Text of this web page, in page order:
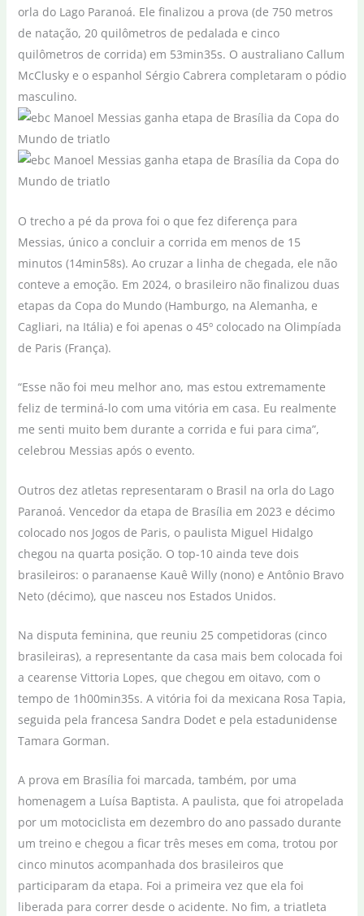
orla do Lago Paranoá. Ele finalizou a prova (de 750 metros
de natação, 20 quilômetros de pedalada e cinco
quilômetros de corrida) em 53min35s. O australiano Callum
McClusky e o espanhol Sérgio Cabrera completaram o pódio
masculino.
O trecho a pé da prova foi o que fez diferença para
Messias, único a concluir a corrida em menos de 15
minutos (14min58s). Ao cruzar a linha de chegada, ele não
conteve a emoção. Em 2024, o brasileiro não finalizou duas
etapas da Copa do Mundo (Hamburgo, na Alemanha, e
Cagliari, na Itália) e foi apenas o 45º colocado na Olimpíada
de Paris (França).
“Esse não foi meu melhor ano, mas estou extremamente
feliz de terminá-lo com uma vitória em casa. Eu realmente
me senti muito bem durante a corrida e fui para cima”,
celebrou Messias após o evento.
Outros dez atletas representaram o Brasil na orla do Lago
Paranoá. Vencedor da etapa de Brasília em 2023 e décimo
colocado nos Jogos de Paris, o paulista Miguel Hidalgo
chegou na quarta posição. O top-10 ainda teve dois
brasileiros: o paranaense Kauê Willy (nono) e Antônio Bravo
Neto (décimo), que nasceu nos Estados Unidos.
Na disputa feminina, que reuniu 25 competidoras (cinco
brasileiras), a representante da casa mais bem colocada foi
a cearense Vittoria Lopes, que chegou em oitavo, com o
tempo de 1h00min35s. A vitória foi da mexicana Rosa Tapia,
seguida pela francesa Sandra Dodet e pela estadunidense
Tamara Gorman.
A prova em Brasília foi marcada, também, por uma
homenagem a Luísa Baptista. A paulista, que foi atropelada
por um motociclista em dezembro do ano passado durante
um treino e chegou a ficar três meses em coma, trotou por
cinco minutos acompanhada dos brasileiros que
participaram da etapa. Foi a primeira vez que ela foi
liberada para correr desde o acidente. No fim, a triatleta